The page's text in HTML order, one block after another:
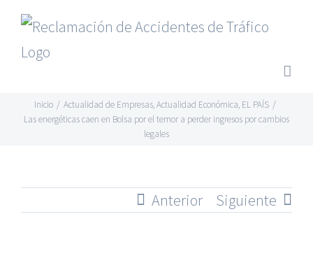
Saltar
contenido
Inicio / Actualidad de Empresas,Actualidad Económica, EL PAÍS /
Las energéticas caen en Bolsa por el temor a perder ingresos por cambios
legales
Anterior Siguiente